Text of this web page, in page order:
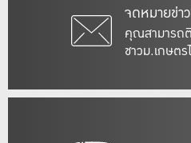
จดหมายข่า
คุณสามารถ
ชาวม.เกษต